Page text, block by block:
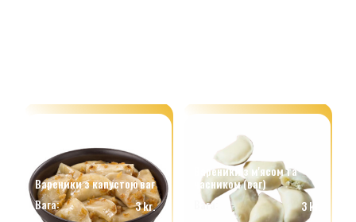
Вареники з капустою ваг
Вага:
3 kг.
Вареники з м'ясом та
часником (ваг)
Вага:
3 kг.